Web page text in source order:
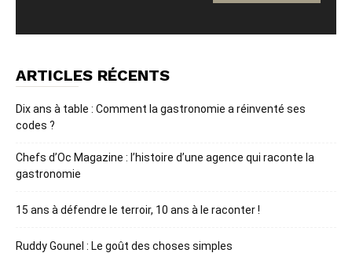
ARTICLES RÉCENTS
Dix ans à table : Comment la gastronomie a réinventé ses
codes ?
Chefs d’Oc Magazine : l’histoire d’une agence qui raconte la
gastronomie
15 ans à défendre le terroir, 10 ans à le raconter !
Ruddy Gounel : Le goût des choses simples